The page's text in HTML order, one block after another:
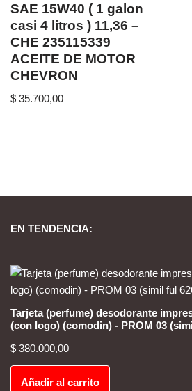
SAE 15W40 ( 1 galon
casi 4 litros ) 11,36 –
CHE 235115339
ACEITE DE MOTOR
CHEVRON
$ 35.700,00
EN TENDENCIA:
Tarjeta (perfume) desodorante
(con logo) (comodin) - PROM 03
$ 380.000,00
Añadir al carrito